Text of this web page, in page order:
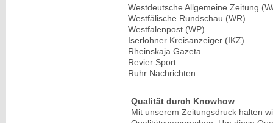
Westdeutsche Allgemeine Zeitung
Westfälische Rundschau (WR)
Westfalenpost (WP)
Iserlohner Kreisanzeiger (IKZ)
Rheinskaja Gazeta
Revier Sport
Ruhr Nachrichten
Qualität durch Knowhow
Mit unserem Zeitungsdruck halten